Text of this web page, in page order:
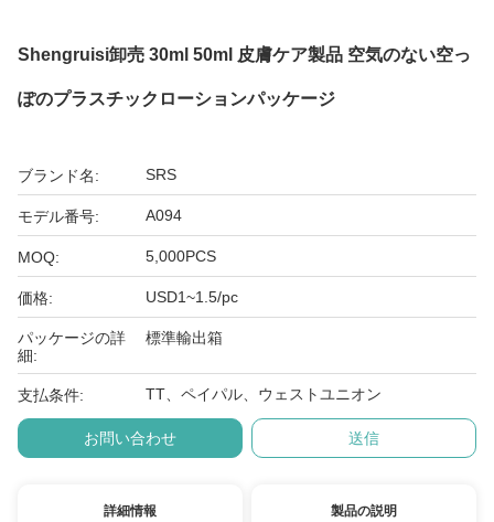
Shengruisi卸売 30ml 50ml 皮膚ケア製品 空気のない空っ
ぽのプラスチックローションパッケージ
ブランド名: SRS
モデル番号: A094
MOQ: 5,000PCS
価格: USD1~1.5/pc
パッケージの詳
細:
標準輸出箱
支払条件: TT、ペイパル、ウェストユニオン
お問い合わせ 送信
詳細情報 製品の説明